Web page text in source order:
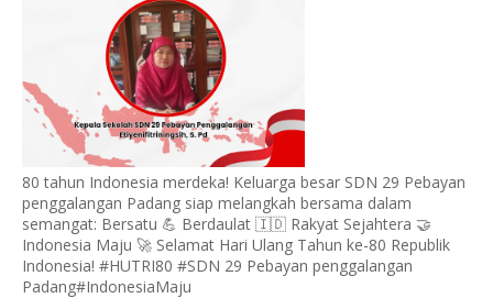
80 tahun Indonesia merdeka! Keluarga besar SDN 29 Pebayan
penggalangan Padang siap melangkah bersama dalam
semangat: Bersatu 💪 Berdaulat 🇮🇩 Rakyat Sejahtera 🤝
Indonesia Maju 🚀 Selamat Hari Ulang Tahun ke-80 Republik
Indonesia! #HUTRI80 #SDN 29 Pebayan penggalangan
Padang#IndonesiaMaju